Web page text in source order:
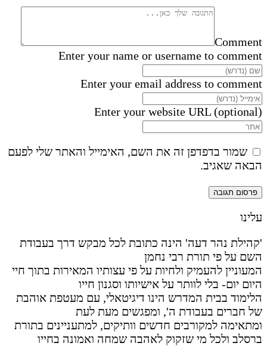
Comment
Enter your name or username to comment
Enter your email address to comment
Enter your website URL (optional)
שמור בדפדפן זה את השם, האימייל והאתר שלי לפעם
הבאה שאגיב.
עלינו
'קהילת נהר דעה' הינה כתובת לכל מבקש דרך בעבודת
השם על פי תורת רבי נחמן
המעוניין להעמיק ולחיות על פי עצותיו המאירות בתוך חיי
היום יום- בלי לוותר על אישיותו וסגנון חייו
הלימוד בבית המדרש הינו דיגיטאלי, עם מעטפת אוהבת
של חברים בעבודת ה', ומפגשים מעת לעת
ומתאימה למקורבים חדשים וותיקים, למתעניינים בתורת
ברסלב ולכל מי שזקוק לאהבה שמחה ואמונה בחייו